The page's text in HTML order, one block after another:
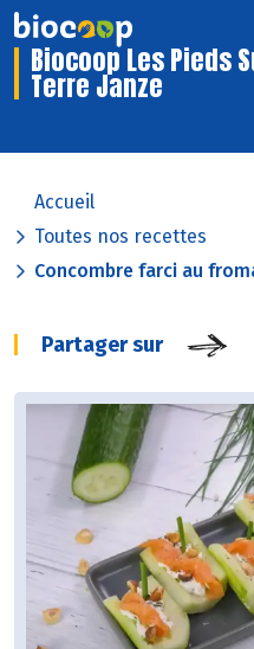
Biocoop Les Pieds
Terre Janze
Accueil
Toutes nos recettes
Concombre farci au
Partager sur